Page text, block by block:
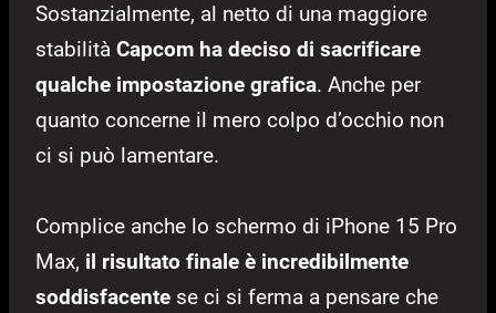
Sostanzialmente, al netto di una maggiore
stabilità Capcom ha deciso di sacrificare
qualche impostazione grafica. Anche per
quanto concerne il mero colpo d’occhio non
ci si può lamentare.
Complice anche lo schermo di iPhone 15 Pro
Max, il risultato finale è incredibilmente
soddisfacente se ci si ferma a pensare che